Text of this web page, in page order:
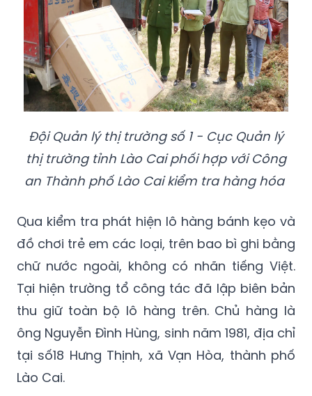
Đội Quản lý thị trường số 1 - Cục Quản lý
thị trường tỉnh Lào Cai phối hợp với Công
an Thành phố Lào Cai kiểm tra hàng hóa
Qua kiểm tra phát hiện lô hàng bánh kẹo và
đồ chơi trẻ em các loại, trên bao bì ghi bằng
chữ nước ngoài, không có nhãn tiếng Việt.
Tại hiện trường tổ công tác đã lập biên bản
thu giữ toàn bộ lô hàng trên. Chủ hàng là
ông Nguyễn Đình Hùng, sinh năm 1981, địa chỉ
tại số18 Hưng Thịnh, xã Vạn Hòa, thành phố
Lào Cai.